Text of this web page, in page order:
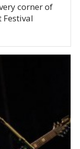
corner of